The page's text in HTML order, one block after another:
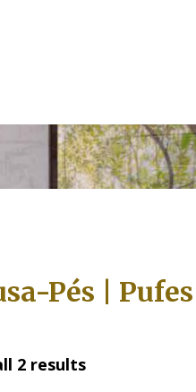
Pés | Pufes
2 results